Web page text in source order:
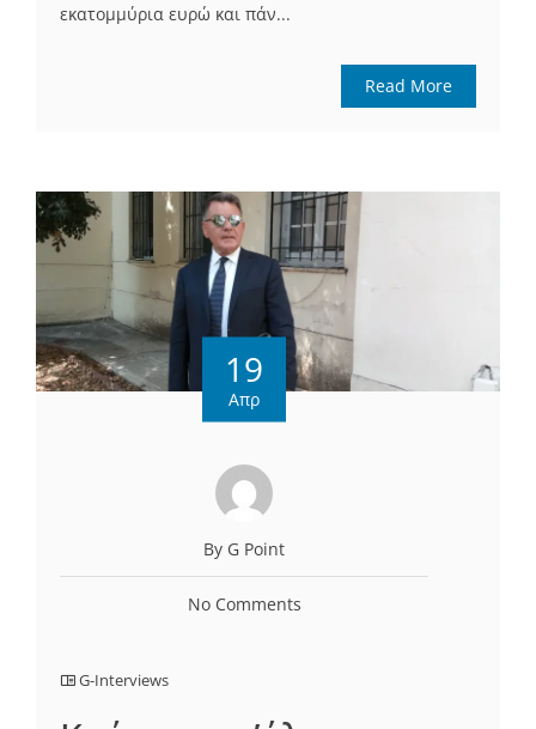
εκατομμύρια ευρώ και πάν...
Read More
19
Απρ
By G Point
No Comments
G-Interviews